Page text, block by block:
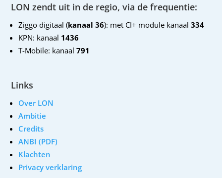
LON zendt uit in de regio, via de frequentie:
Ziggo digitaal (kanaal 36): met CI+ module kanaal 334
KPN: kanaal 1436
T-Mobile: kanaal791
Links
Over LON
Ambitie
Credits
ANBI (PDF)
Klachten
Privacy verklaring